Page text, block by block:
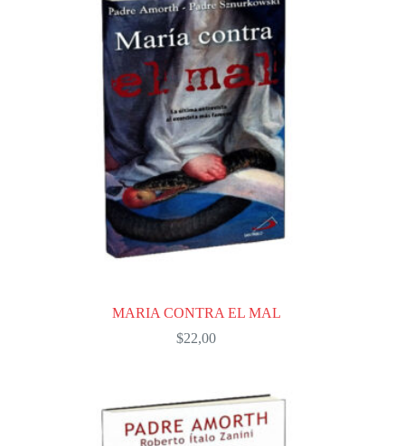
MARIA CONTRA EL MAL
$22,00